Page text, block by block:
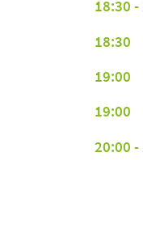
18:30
18:30
19:00
19:00
20:00